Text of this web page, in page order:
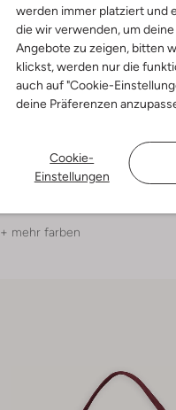
werden immer platziert und
die wir verwenden, um
Angebote zu zeigen, bitten
klickst, werden nur die
auch auf "Cookie-
deine Präferenzen
Cookie-
Einstellungen
+ mehr farben